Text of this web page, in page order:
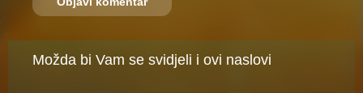
Možda bi Vam se svidjeli i ovi naslovi